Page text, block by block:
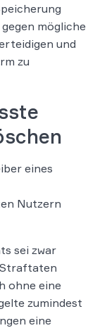
mögliche
und
zu
eines
Nutzern
sei zwar
Straftaten
ohne eine
zumindest
eine